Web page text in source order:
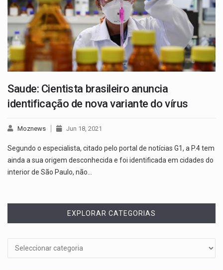
Saude: Cientista brasileiro anuncia
identificação de nova variante do vírus
Moznews Jun 18, 2021
Segundo o especialista, citado pelo portal de notícias G1, a P.4 tem
ainda a sua origem desconhecida e foi identificada em cidades do
interior de São Paulo, não…
EXPLORAR CATEGORIAS